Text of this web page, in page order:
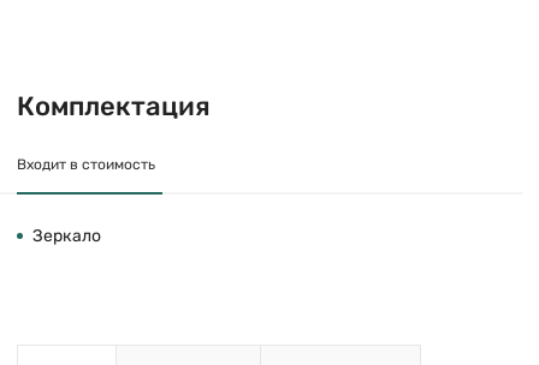
Комплектация
Входит в стоимость
Зеркало